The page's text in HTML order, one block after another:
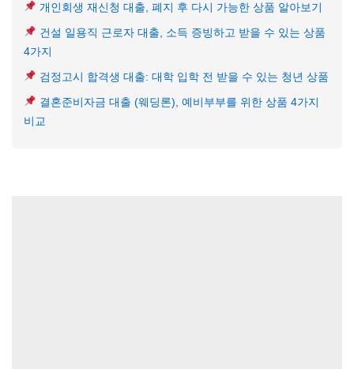
개인회생 재신청 대출, 폐지 후 다시 가능한 상품 알아보기
건설 일용직 근로자 대출, 소득 증빙하고 받을 수 있는 상품
4가지
검정고시 합격생 대출: 대학 입학 전 받을 수 있는 청년 상품
결혼준비자금 대출 (웨딩론), 예비부부를 위한 상품 4가지
비교